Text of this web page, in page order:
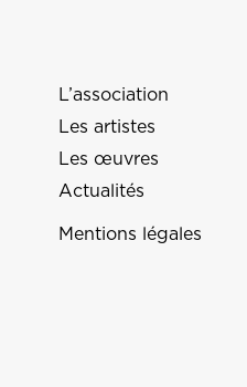
L’association
Les artistes
Les œuvres
Actualités
Mentions légales